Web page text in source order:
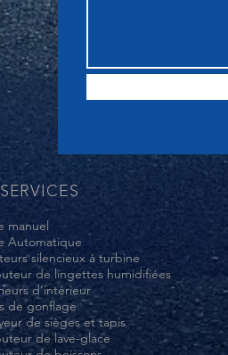
manuel
Automatique
silencieux à turbine
de lingettes humidifiées
d’intérieur
de gonflage
de sièges et tapis
de lave-glace